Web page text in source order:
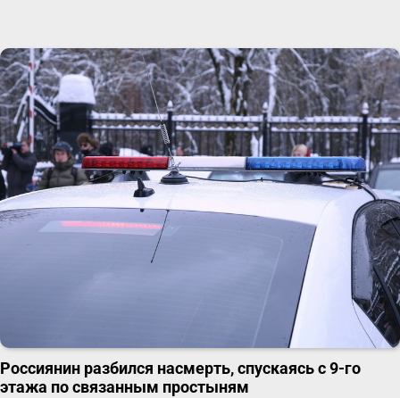
Россиянин разбился насмерть, спускаясь с 9-го
этажа по связанным простыням